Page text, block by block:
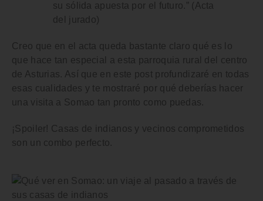
su sólida apuesta por el futuro.” (Acta
del jurado)
Creo que en el acta queda bastante claro qué es lo
que hace tan especial a esta parroquia rural del centro
de Asturias. Así que en este post profundizaré en todas
esas cualidades y te mostraré por qué deberías hacer
una visita a Somao tan pronto como puedas.
¡Spoiler! Casas de indianos y vecinos comprometidos
son un combo perfecto.